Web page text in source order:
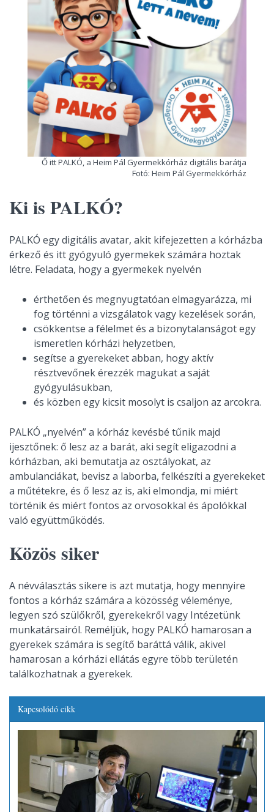
Ő itt PALKÓ, a Heim Pál Gyermekkórház digitális barátja
Fotó: Heim Pál Gyermekkórház
Ki is PALKÓ?
PALKÓ egy digitális avatar, akit kifejezetten a kórházba
érkező és itt gyógyuló gyermekek számára hoztak
létre. Feladata, hogy a gyermekek nyelvén
érthetően és megnyugtatóan elmagyarázza, mi
fog történni a vizsgálatok vagy kezelések során,
csökkentse a félelmet és a bizonytalanságot egy
ismeretlen kórházi helyzetben,
segítse a gyerekeket abban, hogy aktív
résztvevőnek érezzék magukat a saját
gyógyulásukban,
és közben egy kicsit mosolyt is csaljon az arcokra.
PALKÓ „nyelvén” a kórház kevésbé tűnik majd
ijesztőnek: ő lesz az a barát, aki segít eligazodni a
kórházban, aki bemutatja az osztályokat, az
ambulanciákat, bevisz a laborba, felkészíti a gyerekeket
a műtétekre, és ő lesz az is, aki elmondja, mi miért
történik és miért fontos az orvosokkal és ápolókkal
való együttműködés.
Közös siker
A névválasztás sikere is azt mutatja, hogy mennyire
fontos a kórház számára a közösség véleménye,
legyen szó szülőkről, gyerekekről vagy Intézetünk
munkatársairól. Reméljük, hogy PALKÓ hamarosan a
gyerekek számára is segítő baráttá válik, akivel
hamarosan a kórházi ellátás egyre több területén
találkozhatnak a gyerekek.
Kapcsolódó cikk